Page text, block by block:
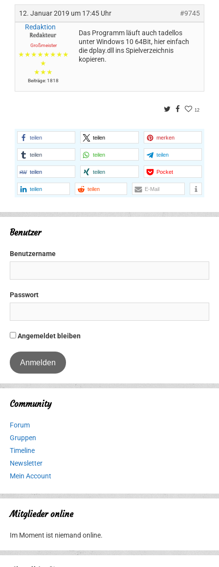
12. Januar 2019 um 17:45 Uhr
#9745
Redaktion
Großmeister
★★★★★★★★
★
★★★
Beiträge: 1818
Das Programm läuft auch tadellos
unter Windows 10 64Bit, hier einfach
die dplay.dll ins Spielverzeichnis
kopieren.
TwitterFacebook
12
teilen teilen merken
teilen teilen teilen
teilen teilen Pocket
teilen teilen E-Mail
Benutzer
Benutzername
Passwort
Angemeldet bleiben
Community
Forum
Gruppen
Timeline
Newsletter
Mein Account
Mitglieder online
Im Moment ist niemand online.